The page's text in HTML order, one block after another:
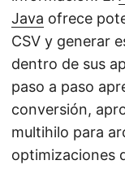
Java ofrece
CSV y generar
dentro de sus
paso a paso
conversión,
multihilo para
optimizaciones